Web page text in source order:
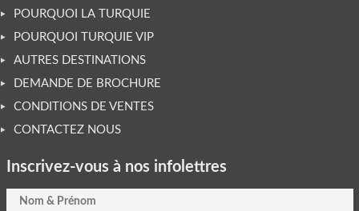
POURQUOI LA TURQUIE
POURQUOI TURQUIE VIP
AUTRES DESTINATIONS
DEMANDE DE BROCHURE
CONDITIONS DE VENTES
CONTACTEZ NOUS
Inscrivez-vous à nos infolettres